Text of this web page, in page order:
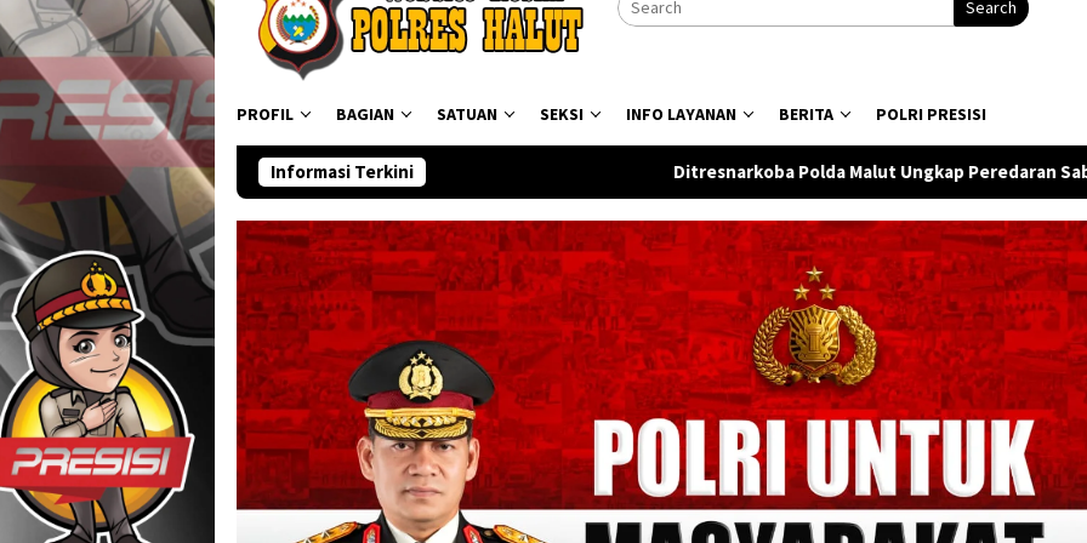
Search
PROFIL BAGIAN SATUAN SEKSI INFO LAYANAN BERITA POLRI PRESISI
Informasi Terkini Ditresnarkoba Polda Malut Ungkap Peredaran Sabu di Halmahera Tengah,